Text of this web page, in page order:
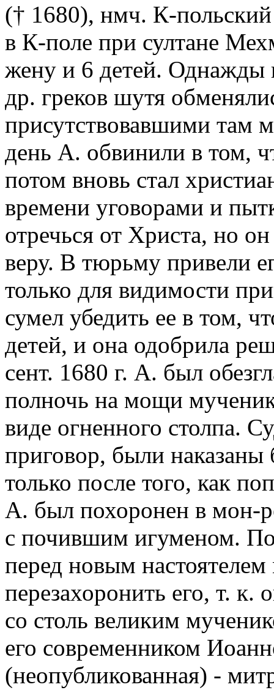
(† 1680), нмч. К-
в К-поле при султане
жену и 6 детей. Однажды
др. греков шутя
присутствовавшими там
день А. обвинили в том,
потом вновь стал
времени уговорами и
отречься от Христа, но
веру. В тюрьму привели
только для видимости
сумел убедить ее в том,
детей, и она одобрила
сент. 1680 г. А. был
полночь на мощи
виде огненного столпа.
приговор, были наказаны
только после того, как
А. был похоронен в мон-
с почившим игуменом.
перед новым
перезахоронить его, т. к.
со столь великим
его современником
(неопубликованная) -